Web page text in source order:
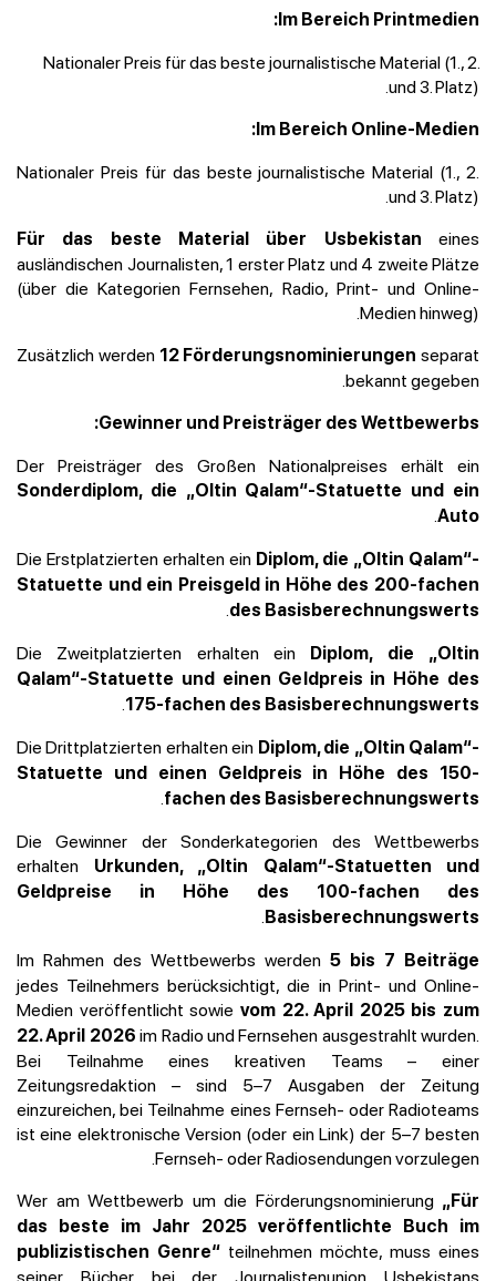
Im Bereich Printmedien:
Nationaler Preis für das beste journalistische Material (1., 2.
und 3. Platz).
Im Bereich Online-Medien:
Nationaler Preis für das beste journalistische Material (1., 2.
und 3. Platz).
Für das beste Material über Usbekistan eines
ausländischen Journalisten, 1 erster Platz und 4 zweite Plätze
(über die Kategorien Fernsehen, Radio, Print- und Online-
Medien hinweg).
Zusätzlich werden 12 Förderungsnominierungen separat
bekannt gegeben.
Gewinner und Preisträger des Wettbewerbs:
Der Preisträger des Großen Nationalpreises erhält ein
Sonderdiplom, die „Oltin Qalam“-Statuette und ein
Auto
.
Die Erstplatzierten erhalten ein Diplom, die „Oltin Qalam“-
Statuette und ein Preisgeld in Höhe des 200-fachen
des Basisberechnungswerts
.
Die Zweitplatzierten erhalten ein
Diplom, die „Oltin
Qalam“-Statuette und einen Geldpreis in Höhe des
175-fachen des Basisberechnungswerts
.
Die Drittplatzierten erhalten ein Diplom, die „Oltin Qalam“-
Statuette und einen Geldpreis in Höhe des 150-
fachen des Basisberechnungswerts
.
Die Gewinner der Sonderkategorien des Wettbewerbs
erhalten
Urkunden, „Oltin Qalam“-Statuetten und
Geldpreise in Höhe des 100-fachen des
Basisberechnungswerts
.
Im Rahmen des Wettbewerbs werden 5 bis 7 Beiträge
jedes Teilnehmers berücksichtigt, die in Print- und Online-
Medien veröffentlicht sowie vom 22. April 2025 bis zum
22. April 2026 im Radio und Fernsehen ausgestrahlt wurden.
Bei Teilnahme eines kreativen Teams – einer
Zeitungsredaktion – sind 5–7 Ausgaben der Zeitung
einzureichen, bei Teilnahme eines Fernseh- oder Radioteams
ist eine elektronische Version (oder ein Link) der 5–7 besten
Fernseh- oder Radiosendungen vorzulegen.
Wer am Wettbewerb um die Förderungsnominierung „Für
das beste im Jahr 2025 veröffentlichte Buch im
publizistischen Genre“ teilnehmen möchte, muss eines